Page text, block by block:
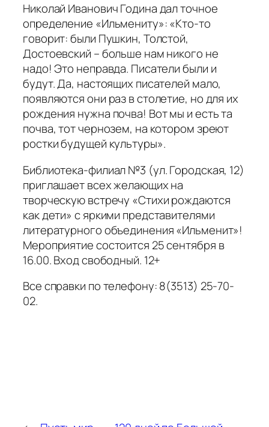
Николай Иванович Година дал точное
определение «Ильмениту»: «Кто-то
говорит: были Пушкин, Толстой,
Достоевский – больше нам никого не
надо! Это неправда. Писатели были и
будут. Да, настоящих писателей мало,
появляются они раз в столетие, но для их
рождения нужна почва! Вот мы и есть та
почва, тот чернозем, на котором зреют
ростки будущей культуры».
Библиотека-филиал №3 (ул. Городская, 12)
приглашает всех желающих на
творческую встречу «Стихи рождаются
как дети» с яркими представителями
литературного объединения «Ильменит»!
Мероприятие состоится 25 сентября в
16.00. Вход свободный. 12+
Все справки по телефону: 8(3513) 25-70-
02.